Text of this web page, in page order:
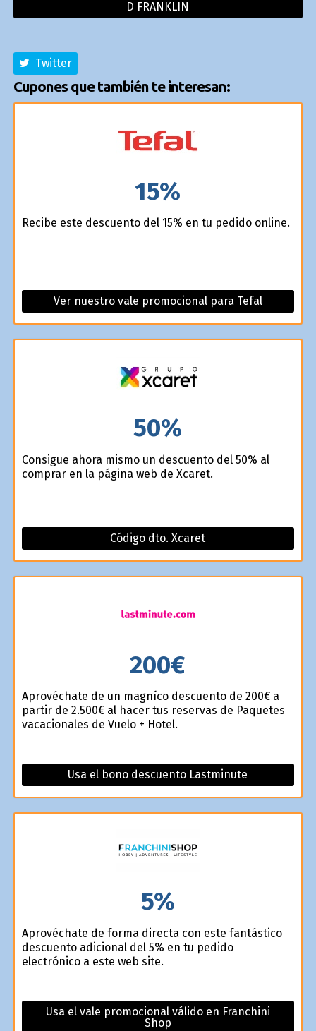
D FRANKLIN
Twitter
Cupones que también te interesan:
15%
Recibe este descuento del 15% en tu pedido online.
Ver nuestro vale promocional para Tefal
50%
Consigue ahora mismo un descuento del 50% al
comprar en la página web de Xcaret.
Código dto. Xcaret
200€
Aprovéchate de un magnífico descuento de 200€ a
partir de 2.500€ al hacer tus reservas de Paquetes
vacacionales de Vuelo + Hotel.
Usa el bono descuento Lastminute
5%
Aprovéchate de forma directa con este fantástico
descuento adicional del 5% en tu pedido
electrónico a este web site.
Usa el vale promocional válido en Franchini
Shop